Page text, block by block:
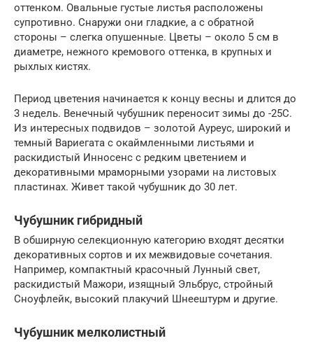
оттенком. Овальные густые листья расположены
супротивно. Снаружи они гладкие, а с обратной
стороны – слегка опушенные. Цветы – около 5 см в
диаметре, нежного кремового оттенка, в крупных и
рыхлых кистях.
Период цветения начинается к концу весны и длится до
3 недель. Венечный чубушник переносит зимы до -25С.
Из интересных подвидов – золотой Ауреус, широкий и
темный Вариегата с окаймленными листьями и
раскидистый Инносенс с редким цветением и
декоративными мраморными узорами на листовых
пластинах. Живет такой чубушник до 30 лет.
Чубушник гибридный
В обширную селекционную категорию входят десятки
декоративных сортов и их межвидовые сочетания.
Например, компактный красочный Лунный свет,
раскидистый Мажори, изящный Эльбрус, стройный
Сноуфлейк, высокий плакучий Шнеештурм и другие.
Чубушник мелколистный